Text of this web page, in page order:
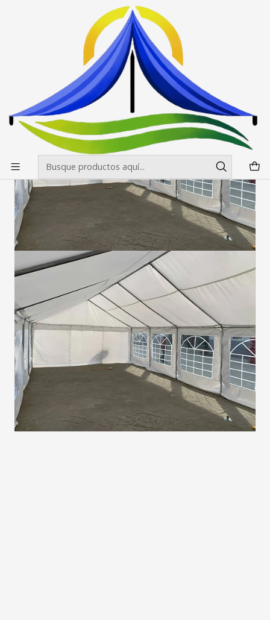
Envíos gratis desde $500.000 en Santiago
Carpas de Ceremonia / Evento
Carpa de Ceremonia 5x8